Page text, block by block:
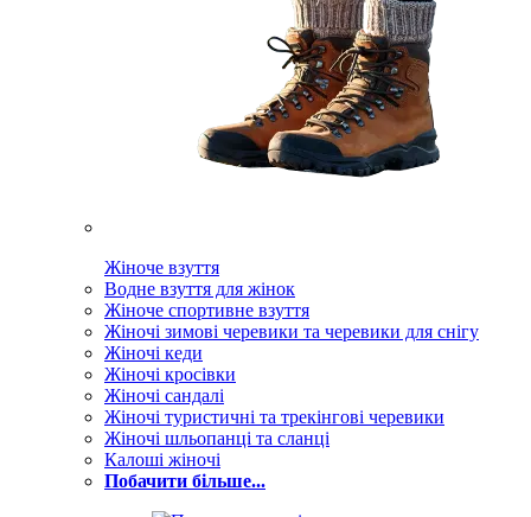
Жіноче взуття
Водне взуття для жінок
Жіноче спортивне взуття
Жіночі зимові черевики та черевики для снігу
Жіночі кеди
Жіночі кросівки
Жіночі сандалі
Жіночі туристичні та трекінгові черевики
Жіночі шльопанці та сланці
Калоші жіночі
Побачити більше...